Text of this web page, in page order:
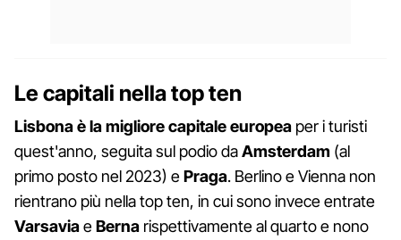
Le capitali nella top ten
Lisbona è la migliore capitale europea per i turisti
quest'anno, seguita sul podio daAmsterdam (al
primo posto nel 2023) ePraga. Berlino e Vienna non
rientrano più nella top ten, in cui sono invece entrate
VarsaviaeBerna rispettivamente al quarto e nono